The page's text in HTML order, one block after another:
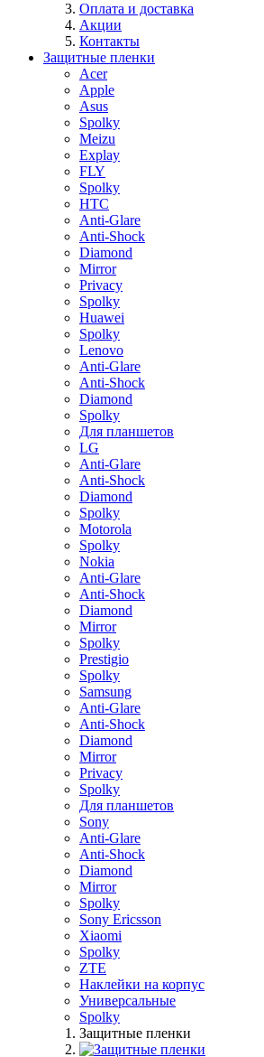
Оплата и доставка
Акции
Контакты
Защитные пленки
Acer
Apple
Asus
Spolky
Meizu
Explay
FLY
Spolky
HTC
Anti-Glare
Anti-Shock
Diamond
Mirror
Privacy
Spolky
Huawei
Spolky
Lenovo
Anti-Glare
Anti-Shock
Diamond
Spolky
Для планшетов
LG
Anti-Glare
Anti-Shock
Diamond
Spolky
Motorola
Spolky
Nokia
Anti-Glare
Anti-Shock
Diamond
Mirror
Spolky
Prestigio
Spolky
Samsung
Anti-Glare
Anti-Shock
Diamond
Mirror
Privacy
Spolky
Для планшетов
Sony
Anti-Glare
Anti-Shock
Diamond
Mirror
Spolky
Sony Ericsson
Xiaomi
Spolky
ZTE
Наклейки на корпус
Универсальные
Spolky
Защитные пленки